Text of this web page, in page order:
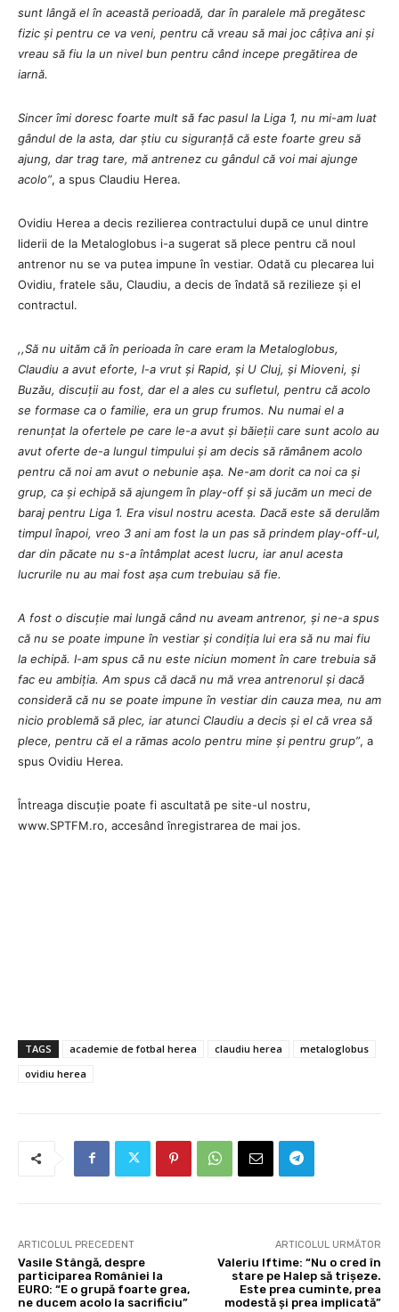
sunt lângă el în această perioadă, dar în paralele mă pregătesc
fizic și pentru ce va veni, pentru că vreau să mai joc câțiva ani și
vreau să fiu la un nivel bun pentru când incepe pregătirea de
iarnă.
Sincer îmi doresc foarte mult să fac pasul la Liga 1, nu mi-am luat
gândul de la asta, dar știu cu siguranță că este foarte greu să
ajung, dar trag tare, mă antrenez cu gândul că voi mai ajunge
acolo”, a spus Claudiu Herea.
Ovidiu Herea a decis rezilierea contractului după ce unul dintre
liderii de la Metaloglobus i-a sugerat să plece pentru că noul
antrenor nu se va putea impune în vestiar. Odată cu plecarea lui
Ovidiu, fratele său, Claudiu, a decis de îndată să rezilieze și el
contractul.
,,Să nu uităm că în perioada în care eram la Metaloglobus,
Claudiu a avut eforte, l-a vrut și Rapid, și U Cluj, și Mioveni, și
Buzău, discuții au fost, dar el a ales cu sufletul, pentru că acolo
se formase ca o familie, era un grup frumos. Nu numai el a
renunțat la ofertele pe care le-a avut și băieții care sunt acolo au
avut oferte de-a lungul timpului și am decis să rămânem acolo
pentru că noi am avut o nebunie așa. Ne-am dorit ca noi ca și
grup, ca și echipă să ajungem în play-off și să jucăm un meci de
baraj pentru Liga 1. Era visul nostru acesta. Dacă este să derulăm
timpul înapoi, vreo 3 ani am fost la un pas să prindem play-off-ul,
dar din păcate nu s-a întâmplat acest lucru, iar anul acesta
lucrurile nu au mai fost așa cum trebuiau să fie.
A fost o discuție mai lungă când nu aveam antrenor, și ne-a spus
că nu se poate impune în vestiar și condiția lui era să nu mai fiu
la echipă. I-am spus că nu este niciun moment în care trebuia să
fac eu ambiția. Am spus că dacă nu mă vrea antrenorul și dacă
consideră că nu se poate impune în vestiar din cauza mea, nu am
nicio problemă să plec, iar atunci Claudiu a decis și el că vrea să
plece, pentru că el a rămas acolo pentru mine și pentru grup”, a
spus Ovidiu Herea.
Întreaga discuție poate fi ascultată pe site-ul nostru,
www.SPTFM.ro, accesând înregistrarea de mai jos.
TAGS academie de fotbal herea claudiu herea
metaloglobus
ovidiu herea
ARTICOLUL PRECEDENT
Vasile Stângă, despre
participarea României la
EURO: “E o grupă foarte grea,
ne ducem acolo la sacrificiu”
ARTICOLUL URMĂTOR
Valeriu Iftime: “Nu o cred în
stare pe Halep să trișeze.
Este prea cuminte, prea
modestă și prea implicată”